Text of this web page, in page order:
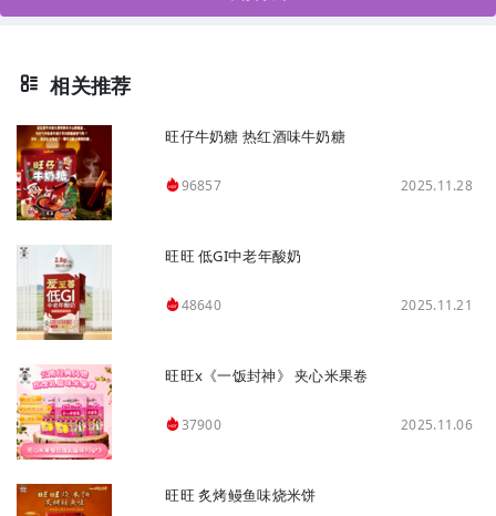
相关推荐
旺仔牛奶糖 热红酒味牛奶糖
96857 2025.11.28
旺旺 低GI中老年酸奶
48640 2025.11.21
旺旺x《一饭封神》 夹心米果卷
37900 2025.11.06
旺旺 炙烤鳗鱼味烧米饼